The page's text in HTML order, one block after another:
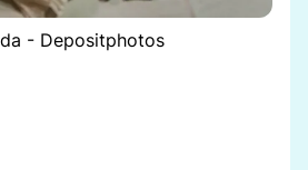
- Depositphotos